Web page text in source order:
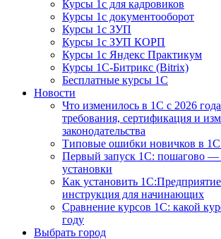
Курсы 1с для кадровиков
Курсы 1с документооборот
Курсы 1с ЗУП
Курсы 1с ЗУП КОРП
Курсы 1с Яндекс Практикум
Курсы 1С-Битрикс (Bitrix)
Бесплатные курсы 1С
Новости
Что изменилось в 1С с 2026
требования, сертификация и
законодательства
Типовые ошибки новичков в 1С
Первый запуск 1С: пошагово —
установки
Как установить
инструкция для начинающих
Сравнение курсов 1С: какой
году
Выбрать город